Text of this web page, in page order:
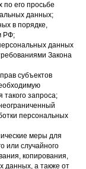
его просьбе
данных;
в порядке,
РФ;
данных
Закона
субъектов
запроса;
персональных
меры для
или случайного
копирования,
данных, а также от